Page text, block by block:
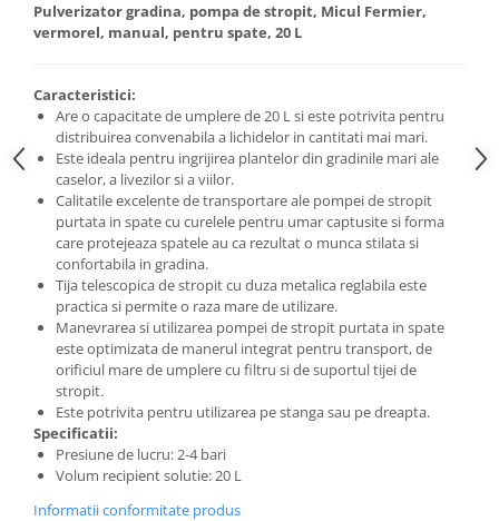
Pulverizator gradina, pompa de stropit, Micul Fermier,
vermorel, manual, pentru spate, 20 L
Caracteristici:
Are o capacitate de umplere de 20 L si este potrivita pentru
distribuirea convenabila a lichidelor in cantitati mai mari.
Este ideala pentru ingrijirea plantelor din gradinile mari ale
caselor, a livezilor si a viilor.
Calitatile excelente de transportare ale pompei de stropit
purtata in spate cu curelele pentru umar captusite si forma
care protejeaza spatele au ca rezultat o munca stilata si
confortabila in gradina.
Tija telescopica de stropit cu duza metalica reglabila este
practica si permite o raza mare de utilizare.
Manevrarea si utilizarea pompei de stropit purtata in spate
este optimizata de manerul integrat pentru transport, de
orificiul mare de umplere cu filtru si de suportul tijei de
stropit.
Este potrivita pentru utilizarea pe stanga sau pe dreapta.
Specificatii:
Presiune de lucru: 2-4 bari
Volum recipient solutie: 20 L
Informatii conformitate produs